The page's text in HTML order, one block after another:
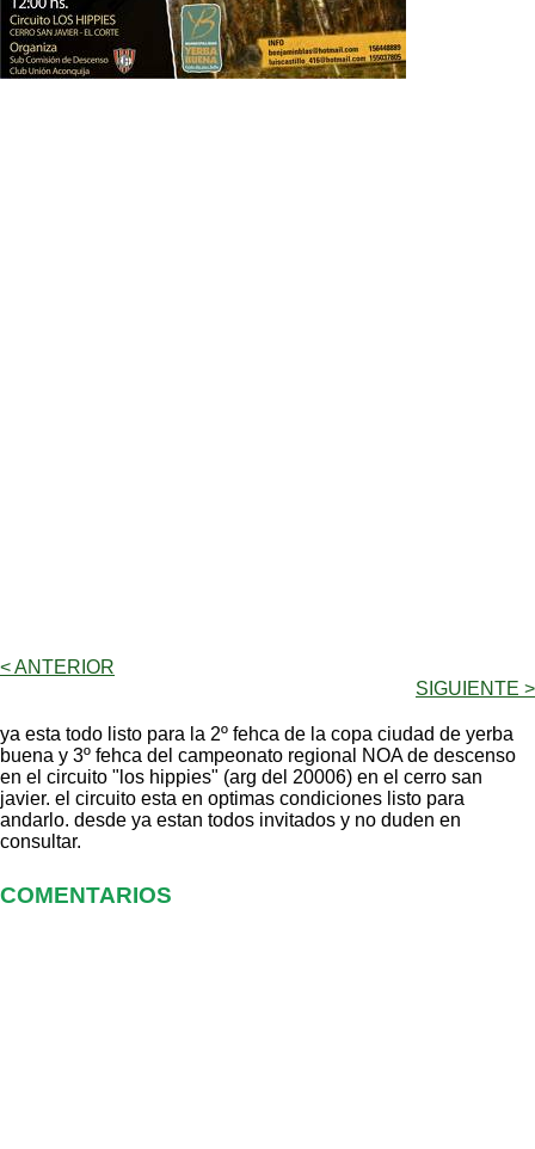
< ANTERIOR
SIGUIENTE >
ya esta todo listo para la 2º fehca de la copa ciudad de yerba
buena y 3º fehca del campeonato regional NOA de descenso
en el circuito "los hippies" (arg del 20006) en el cerro san
javier. el circuito esta en optimas condiciones listo para
andarlo. desde ya estan todos invitados y no duden en
consultar.
COMENTARIOS